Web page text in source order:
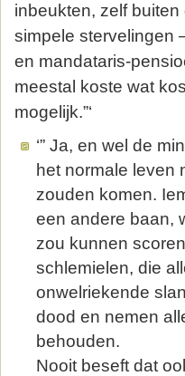
inbeukten, zelf
simpele stervelingen
en mandataris-
meestal koste wat
mogelijk.”‘
‘” Ja, en wel de
het normale leven
zouden komen.
een andere baan,
zou kunnen
schlemielen, die
onwelriekende
dood en nemen
behouden.
Nooit beseft dat